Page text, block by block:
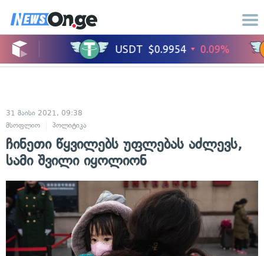
31 მაისი 2021, 09:38
მსოფლიო
პოლიტიკა
ჩინეთი წყვილებს უფლებას აძლევს,
სამი შვილი იყოლიონ